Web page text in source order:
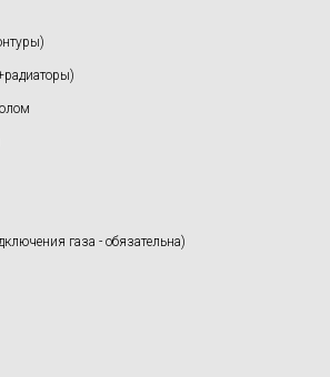
газа - обязательна)